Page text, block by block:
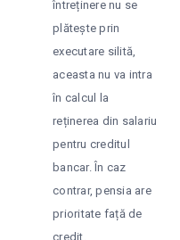
întreținere nu se
plătește prin
executare silită,
aceasta nu va intra
în calcul la
reținerea din salariu
pentru creditul
bancar. În caz
contrar, pensia are
prioritate față de
credit.